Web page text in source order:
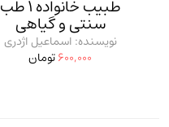
طبیب خانواده 1 طب
سنتی و گیاهی
نویسنده: اسماعیل اژدری
600,000تومان